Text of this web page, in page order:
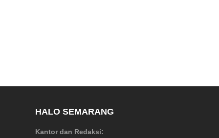
HALO SEMARANG
Kantor dan Redaksi: